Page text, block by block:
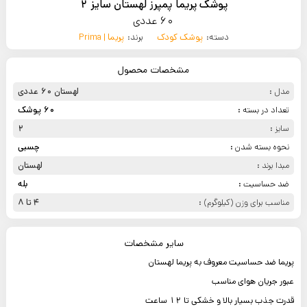
پوشک پریما پمپرز لهستان سایز 2
60 عددی
دسته: پوشک کودک برند: پریما | Prima
مشخصات محصول
مدل :
لهستان 60 عددی
تعداد در بسته :
60 پوشک
سایز :
2
نحوه بسته شدن :
چسبی
مبدا برند :
لهستان
ضد حساسیت :
بله
مناسب برای وزن (کیلوگرم) :
4 تا 8
سایر مشخصات
پریما ضد حساسیت معروف به پریما لهستان
عبور جریان هوای مناسب
قدرت جذب بسیار بالا و خشکی تا 12 ساعت